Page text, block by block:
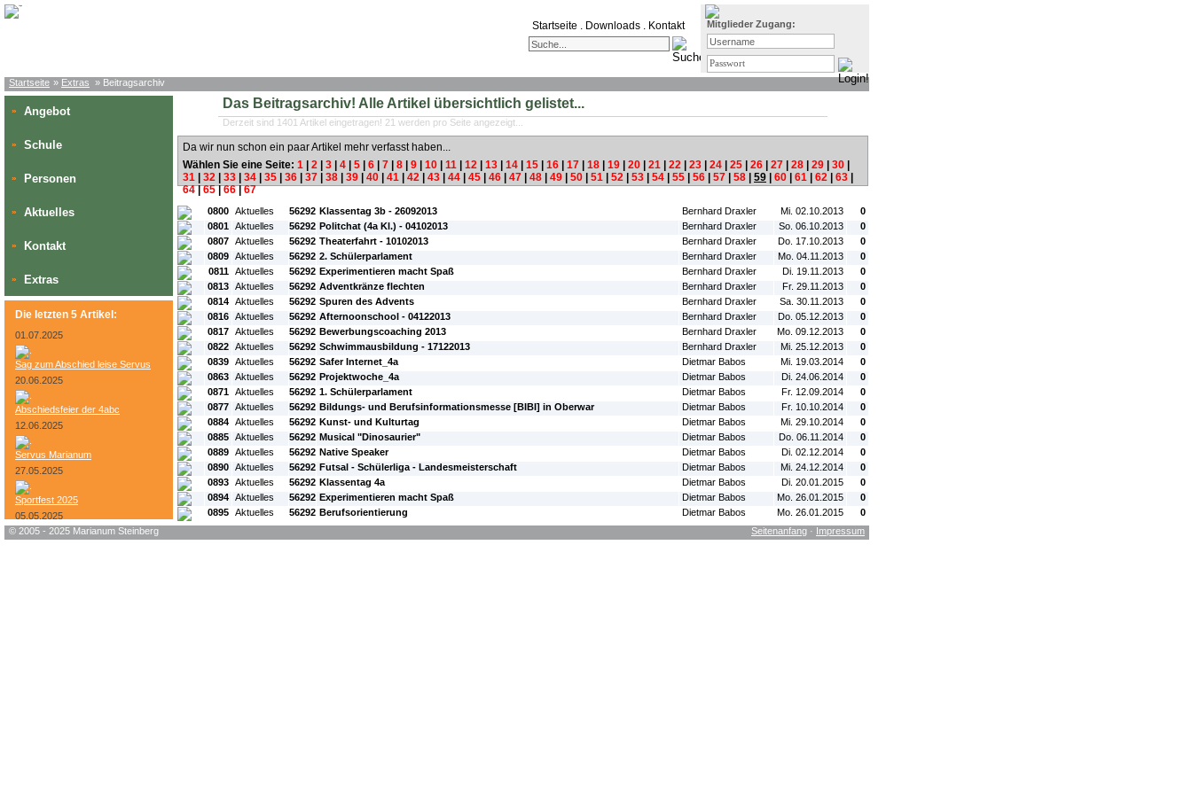
Startseite . Downloads . Kontakt Mitglieder Zugang:
Startseite » Extras » Beitragsarchiv
» Angebot
» Schule
» Personen
» Aktuelles
» Kontakt
» Extras
Die letzten 5 Artikel:
01.07.2025
Sag zum Abschied leise Servus
20.06.2025
Abschiedsfeier der 4abc
12.06.2025
Servus Marianum
27.05.2025
Sportfest 2025
05.05.2025
Das Beitragsarchiv! Alle Artikel übersichtlich gelistet...
Derzeit sind 1401 Artikel eingetragen! 21 werden pro Seite angezeigt...
Da wir nun schon ein paar Artikel mehr verfasst haben...
Wählen Sie eine Seite: 1 2 3 4 5 6 7 8 9 10 11 12 13 14 15 16 17 18 19 20 21 22 23 24 25 26 27 28 29 30
31
32 33 34 35 36 37 38 39 40 41 42 43 44 45 46 47 48 49 50 51 52 53 54 55 56 57 58 59 60 61 62 63
64|65|66|67
#L: #ID: #Rubrik:
0800 Aktuelles 56292 Klassentag 3b - 26092013 Bernhard Draxler Mi. 02.10.2013
0
0801 Aktuelles 56292 Politchat (4a Kl.) - 04102013 Bernhard Draxler So. 06.10.2013
0
0807 Aktuelles 56292 Theaterfahrt - 10102013 Bernhard Draxler Do. 17.10.2013
0
0809 Aktuelles 56292 2. Schülerparlament Bernhard Draxler Mo. 04.11.2013
0
0811 Aktuelles 56292 Experimentieren macht Spaß Bernhard Draxler Di. 19.11.2013
0
0813 Aktuelles 56292 Adventkränze flechten Bernhard Draxler Fr. 29.11.2013
0
0814 Aktuelles 56292 Spuren des Advents Bernhard Draxler Sa. 30.11.2013
0
0816 Aktuelles 56292 Afternoonschool - 04122013 Bernhard Draxler Do. 05.12.2013
0
0817 Aktuelles 56292 Bewerbungscoaching 2013 Bernhard Draxler Mo. 09.12.2013
0
0822 Aktuelles 56292 Schwimmausbildung - 17122013 Bernhard Draxler Mi. 25.12.2013
0
0839 Aktuelles 56292 Safer Internet_4a Dietmar Babos Mi. 19.03.2014
0
0863 Aktuelles 56292 Projektwoche_4a Dietmar Babos Di. 24.06.2014
0
0871 Aktuelles 56292 1. Schülerparlament Dietmar Babos Fr. 12.09.2014
0
0877 Aktuelles 56292 Bildungs- und Berufsinformationsmesse [BIBI] in Oberwar Dietmar Babos Fr. 10.10.2014
0
0884 Aktuelles 56292 Kunst- und Kulturtag Dietmar Babos Mi. 29.10.2014
0
0885 Aktuelles 56292 Musical "Dinosaurier" Dietmar Babos Do. 06.11.2014
0
0889 Aktuelles 56292 Native Speaker Dietmar Babos Di. 02.12.2014
0
0890 Aktuelles 56292 Futsal - Schülerliga - Landesmeisterschaft Dietmar Babos Mi. 24.12.2014
0
0893 Aktuelles 56292 Klassentag 4a Dietmar Babos Di. 20.01.2015
0
0894 Aktuelles 56292 Experimentieren macht Spaß Dietmar Babos Mo. 26.01.2015
0
0895 Aktuelles 56292 Berufsorientierung Dietmar Babos Mo. 26.01.2015
0
© 2005 - 2025 Marianum Steinberg
Seitenanfang · Impressum